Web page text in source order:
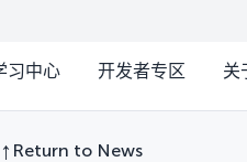
习中心 开发者专区 关
Return to News